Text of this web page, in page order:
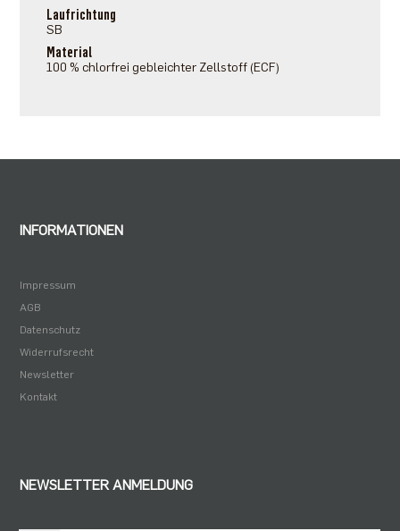
Laufrichtung
SB
Material
100 % chlorfrei gebleichter Zellstoff (ECF)
INFORMATIONEN
Impressum
AGB
Datenschutz
Widerrufsrecht
Newsletter
Kontakt
NEWSLETTER ANMELDUNG